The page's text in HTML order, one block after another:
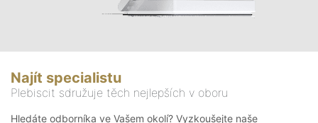
Najít specialistu
Plebiscit sdružuje těch nejlepších v oboru
Hledáte odborníka ve Vašem okolí? Vyzkoušejte naše